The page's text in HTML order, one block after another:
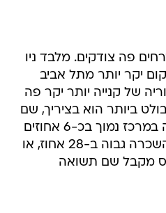
פה צודקים. מלבד ניו
יקר יותר מתל אביב
של קנייה יותר יקר פה
ביותר הוא בציריך, שם
המחיר הממוצע של דירה במרכז נמוך בכ-6 אחוזים
מתל אביב, אבל מחיר ההשכרה גבוה ב-28 אחוז, או
מקבל שם תשואה